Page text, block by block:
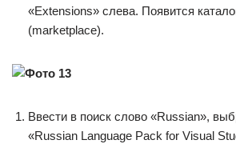
«Extensions» слева. Появится
(marketplace).
Ввести в поиск слово «Russian»,
«Russian Language Pack for Visual